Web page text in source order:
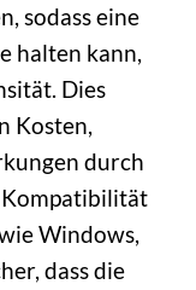
sodass eine
halten kann,
Dies
Kosten,
durch
Windows,
dass die